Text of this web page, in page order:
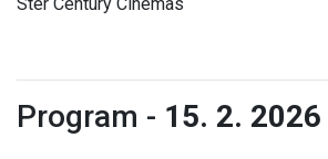
Program - 15. 2. 2026